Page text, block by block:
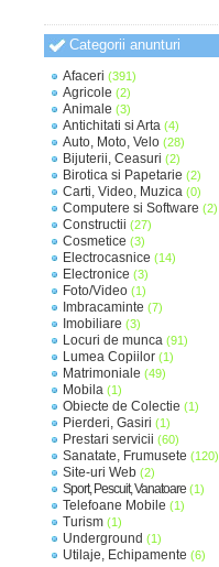
Categorii anunturi
Afaceri (391)
Agricole (2)
Animale (3)
Antichitati si Arta (4)
Auto, Moto, Velo (28)
Bijuterii, Ceasuri (2)
Birotica si Papetarie (2)
Carti, Video, Muzica (0)
Computere si Software (2)
Constructii (27)
Cosmetice (3)
Electrocasnice (14)
Electronice (3)
Foto/Video (1)
Imbracaminte (7)
Imobiliare (3)
Locuri de munca (91)
Lumea Copiilor (1)
Matrimoniale (49)
Mobila (1)
Obiecte de Colectie (1)
Pierderi, Gasiri (1)
Prestari servicii (60)
Sanatate, Frumusete (120)
Site-uri Web (2)
Sport, Pescuit, Vanatoare (1)
Telefoane Mobile (1)
Turism (1)
Underground (1)
Utilaje, Echipamente (6)